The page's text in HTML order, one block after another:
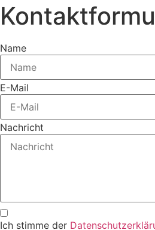
Name
E-Mail
Nachricht
Ich stimme der